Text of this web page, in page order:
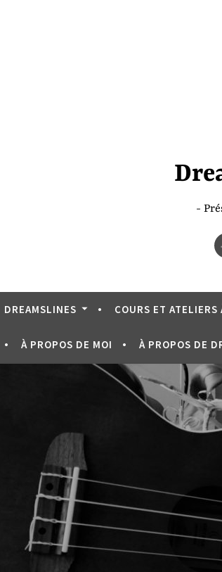
DREAMSLINES COURS ET ATELIERS
À PROPOS DE MOI À PROPOS DE